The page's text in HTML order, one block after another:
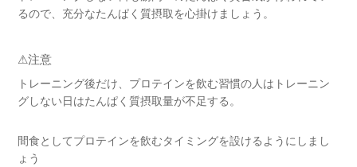
るので、充分なたんぱく質摂取を心掛けましょう。
⚠︎注意
トレーニング後だけ、プロテインを飲む習慣の人はトレーニン
グしない日はたんぱく質摂取量が不足する。
間食としてプロテインを飲むタイミングを設けるようにしまし
ょう